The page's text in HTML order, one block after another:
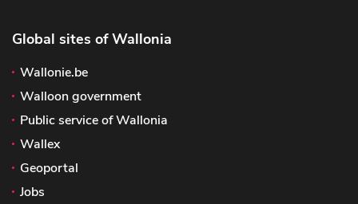
Global sites of Wallonia
Wallonie.be
Walloon government
Public service of Wallonia
Wallex
Geoportal
Jobs